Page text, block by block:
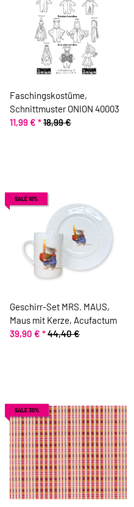
Faschingskostüme,
Schnittmuster ONION 40003
11,99 € *18,99 €
SALE 10%
Geschirr-Set MRS. MAUS,
Maus mit Kerze, Acufactum
39,90 € *44,40 €
SALE 30%